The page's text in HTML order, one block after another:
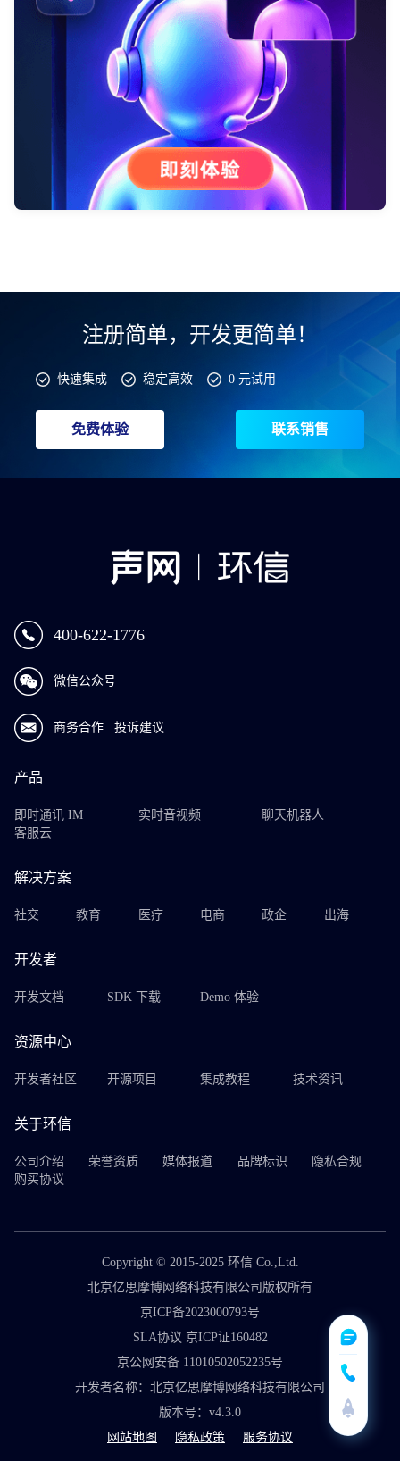
注册简单，开发更简单！
快速集成 稳定高效 0 元试用
免费体验 联系销售
400-622-1776
微信公众号
商务合作 投诉建议
产品
即时通讯 IM 实时音视频
聊天机器人
客服云
解决方案
社交 教育 医疗 电商 政企 出海
开发者
开发文档 SDK 下载 Demo 体验
资源中心
开发者社区 开源项目 集成教程 技术资讯
关于环信
公司介绍 荣誉资质 媒体报道 品牌标识
隐私合规
购买协议
Copyright © 2015-2025 环信 Co.,Ltd.
北京亿思摩博网络科技有限公司版权所有
京ICP备2023000793号
SLA协议 京ICP证160482
京公网安备 11010502052235号
开发者名称：北京亿思摩博网络科技有限公司
版本号：v4.3.0
网站地图
隐私政策 服务协议